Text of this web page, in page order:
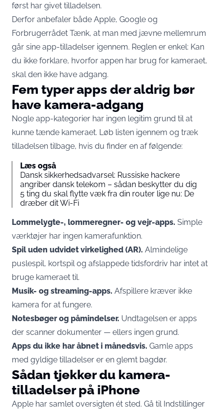
først har givet tilladelsen.
Derfor anbefaler både Apple, Google og
Forbrugerrådet Tænk, at man med jævne mellemrum
går sine app-tilladelser igennem. Reglen er enkel: Kan
du ikke forklare, hvorfor appen har brug for kameraet,
skal den ikke have adgang.
Fem typer apps der aldrig bør
have kamera-adgang
Nogle app-kategorier har ingen legitim grund til at
kunne tænde kameraet. Løb listen igennem og træk
tilladelsen tilbage, hvis du finder en af følgende:
Læs også
Dansk sikkerhedsadvarsel: Russiske hackere
angriber dansk telekom – sådan beskytter du dig
5 ting du skal flytte væk fra din router lige nu: De
dræber dit Wi-Fi
Lommelygte-, lommeregner- og vejr-apps. Simple
værktøjer har ingen kamerafunktion.
Spil uden udvidet virkelighed (AR). Almindelige
puslespil, kortspil og afslappede tidsfordriv har intet at
bruge kameraet til.
Musik- og streaming-apps. Afspillere kræver ikke
kamera for at fungere.
Notesbøger og påmindelser. Undtagelsen er apps
der scanner dokumenter — ellers ingen grund.
Apps du ikke har åbnet i månedsvis. Gamle apps
med gyldige tilladelser er en glemt bagdør.
Sådan tjekker du kamera-
tilladelser på iPhone
Apple har samlet oversigten ét sted. Gå til Indstillinger